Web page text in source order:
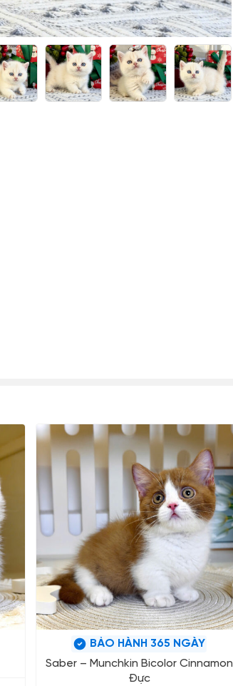
1/5
BẢO HÀNH 365 NGÀY
Saber – Munchkin Bicolor Cinnamon
Đực